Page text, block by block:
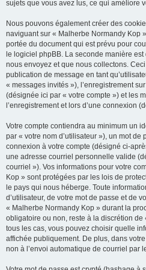
sujets que vous avez lus, ce qui améliore
Nous pouvons également créer des
naviguant sur « Malherbe Normandy Kop
portée du document qui est prévu pour
le logiciel phpBB. La seconde manière
nous envoyez et que nous collectons.
publication de message en tant
« messages invités »), l’enregistrement
(désignée ici par « votre compte ») et les
l’enregistrement et lors d’une connexion
Votre compte contiendra au minimum un
par « votre nom d’utilisateur »), un mot
connexion à votre compte (désigné ci-
une adresse courriel personnelle valide
courriel »). Vos informations pour votre
Kop » sont protégées par les lois de
le pays qui nous héberge. Toute
d’utilisateur, de votre mot de passe et de
« Malherbe Normandy Kop » durant la
obligatoire ou non, reste à la discrétion
tous les cas, vous pouvez choisir quelle
affichée publiquement. De plus, dans
non à l’envoi automatique de courriel par